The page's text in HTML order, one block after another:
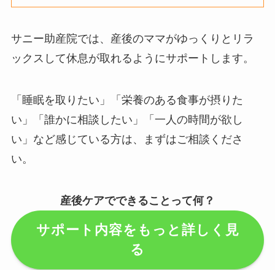
サニー助産院では、産後のママがゆっくりとリラ
ックスして休息が取れるようにサポートします。
「睡眠を取りたい」「栄養のある食事が摂りた
い」「誰かに相談したい」「一人の時間が欲し
い」など感じている方は、まずはご相談くださ
い。
産後ケアでできることって何？
サポート内容をもっと詳しく見
る